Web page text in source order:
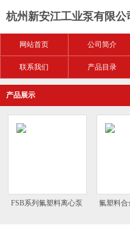
杭州新安江工业泵有限公
网站首页 公司简介
联系我们 产品目录
产品展示
FSB系列氟塑料离心泵 氟塑料合